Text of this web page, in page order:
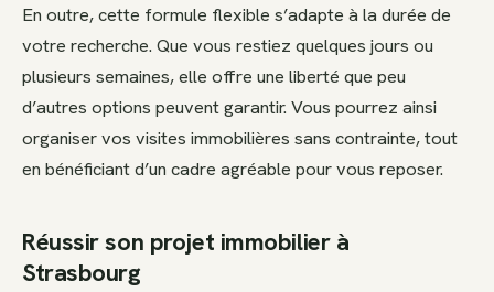
En outre, cette formule flexible s’adapte à la durée de
votre recherche. Que vous restiez quelques jours ou
plusieurs semaines, elle offre une liberté que peu
d’autres options peuvent garantir. Vous pourrez ainsi
organiser vos visites immobilières sans contrainte, tout
en bénéficiant d’un cadre agréable pour vous reposer.
Réussir son projet immobilier à
Strasbourg